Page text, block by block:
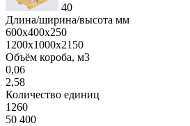
40
Длина/ширина/высота мм
600х400х250
1200х1000х2150
Объём короба, м3
0,06
2,58
Количество единиц
1260
50 400